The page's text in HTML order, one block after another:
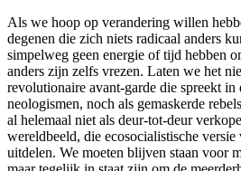
Als we hoop op verandering willen
degenen die zich niets radicaal anders
simpelweg geen energie of tijd hebben
anders zijn zelfs vrezen. Laten we het
revolutionaire avant-garde die spreekt in
neologismen, noch als gemaskerde
al helemaal niet als deur-tot-deur
wereldbeeld, die ecosocialistische versie
uitdelen. We moeten blijven staan voor